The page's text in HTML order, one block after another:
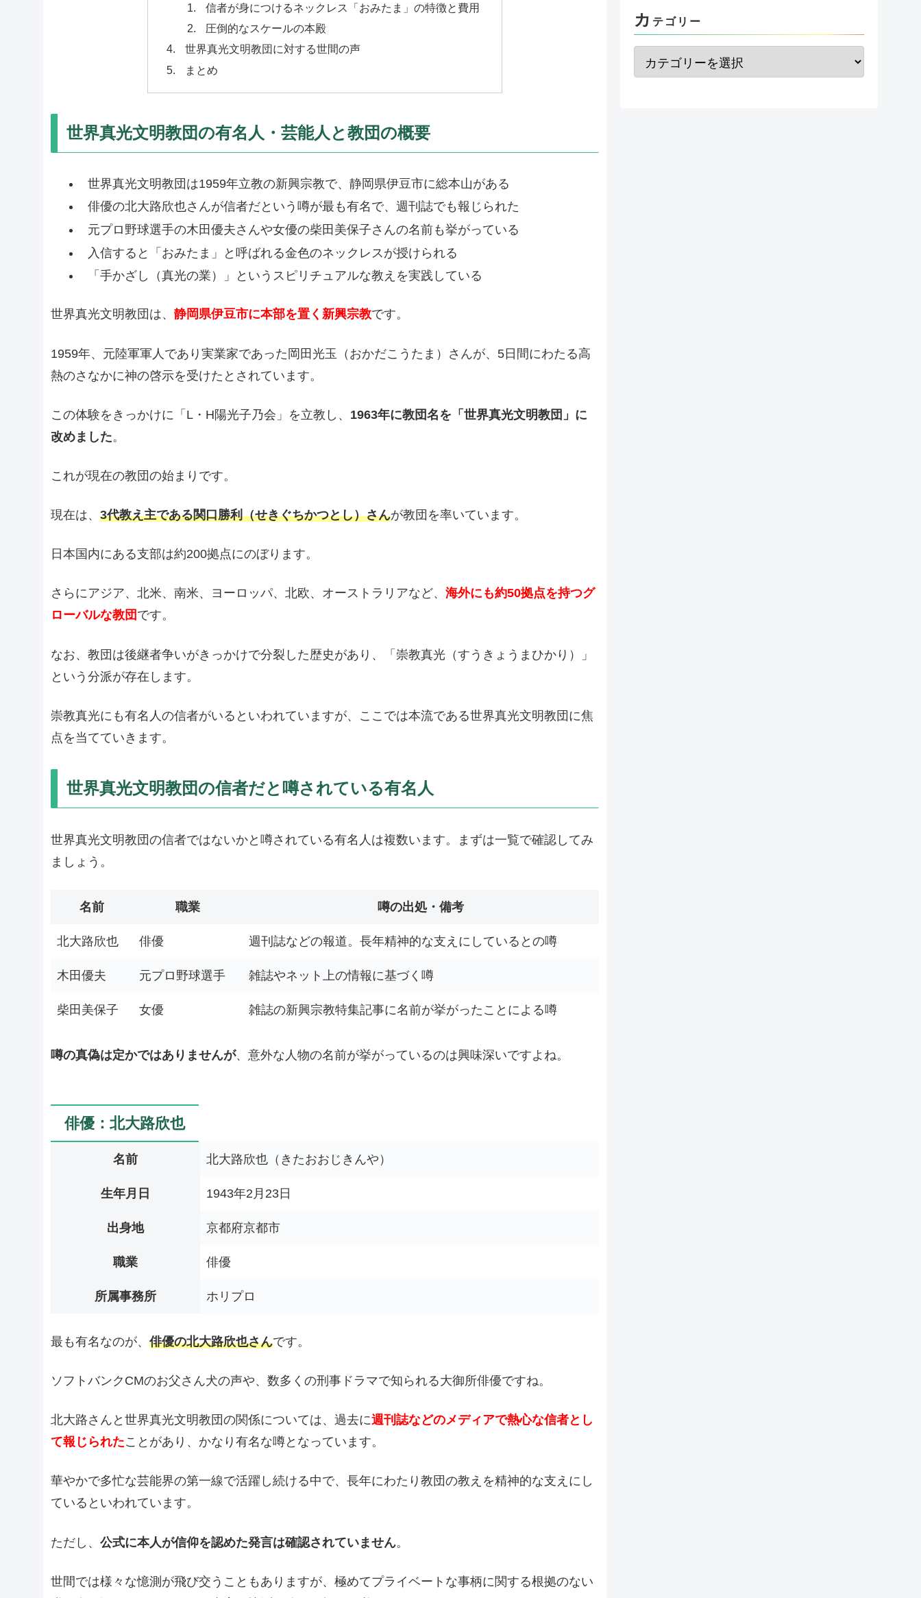
信者が身につけるネックレス「おみたま」の特徴と費用
圧倒的なスケールの本殿
世界真光文明教団に対する世間の声
まとめ
世界真光文明教団の有名人・芸能人と教団の概要
世界真光文明教団は1959年立教の新興宗教で、静岡県伊豆市に総本山がある
俳優の北大路欣也さんが信者だという噂が最も有名で、週刊誌でも報じられた
元プロ野球選手の木田優夫さんや女優の柴田美保子さんの名前も挙がっている
入信すると「おみたま」と呼ばれる金色のネックレスが授けられる
「手かざし（真光の業）」というスピリチュアルな教えを実践している
世界真光文明教団は、 静岡県伊豆市に本部を置く新興宗教です。
1959年、元陸軍軍人であり実業家であった岡田光玉（おかだこうたま）さんが、5日間にわたる高
熱のさなかに神の啓示を受けたとされています。
この体験をきっかけに「L・H陽光子乃会」を立教し、 1963年に教団名を「世界真光文明教団」に
改めました。
これが現在の教団の始まりです。
現在は、 3代教え主である関口勝利（せきぐちかつとし）さんが教団を率いています。
日本国内にある支部は約200拠点にのぼります。
さらにアジア、北米、南米、ヨーロッパ、北欧、オーストラリアなど、 海外にも約50拠点を持つグ
ローバルな教団 です。
なお、教団は後継者争いがきっかけで分裂した歴史があり、「崇教真光（すうきょうまひかり）」
という分派が存在します。
崇教真光にも有名人の信者がいるといわれていますが、ここでは本流である世界真光文明教団に焦
点を当てていきます。
世界真光文明教団の信者だと噂されている有名人
世界真光文明教団の信者ではないかと噂されている有名人は複数います。まずは一覧で確認してみ
ましょう。
名前 職業 噂の出処・備考
北大路欣也 俳優 週刊誌などの報道。長年精神的な支えにしているとの噂
木田優夫 元プロ野球選手 雑誌やネット上の情報に基づく噂
柴田美保子 女優 雑誌の新興宗教特集記事に名前が挙がったことによる噂
噂の真偽は定かではありませんが、意外な人物の名前が挙がっているのは興味深いですよね。
俳優：北大路欣也
名前 北大路欣也（きたおおじきんや）
生年月日 1943年2月23日
出身地 京都府京都市
職業 俳優
所属事務所 ホリプロ
最も有名なのが、 俳優の北大路欣也さんです。
ソフトバンクCMのお父さん犬の声や、数多くの刑事ドラマで知られる大御所俳優ですね。
北大路さんと世界真光文明教団の関係については、過去に週刊誌などのメディアで熱心な信者とし
て報じられたことがあり、かなり有名な噂となっています。
華やかで多忙な芸能界の第一線で活躍し続ける中で、長年にわたり教団の教えを精神的な支えにし
ているといわれています。
ただし、 公式に本人が信仰を認めた発言は確認されていません。
世間では様々な憶測が飛び交うこともありますが、極めてプライベートな事柄に関する根拠のない
カ テゴリー